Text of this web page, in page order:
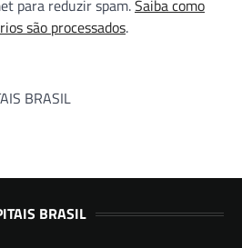
para reduzir spam.Saiba como
são processados.
BRASIL
BRASIL